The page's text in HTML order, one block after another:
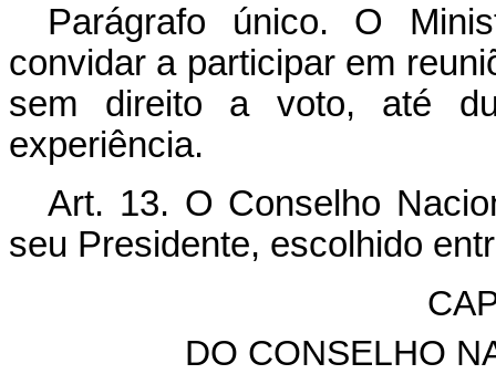
Parágrafo único. O
convidar a participar em
sem direito a voto, até
experiência.
Art. 13. O Conselho
seu Presidente, escolhido
DO CONSELHO